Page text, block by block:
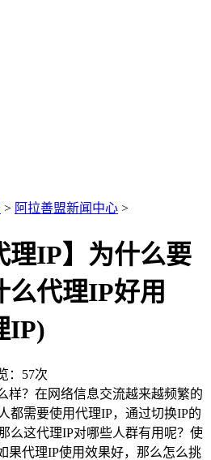
> 阿拉善盟新闻中心 >
理IP】为什么要
么代理IP好用
IP)
：57次
？在网络信息交流越来越频繁的
都需要使用代理IP，通过切换IP的
么这代理IP对哪些人群有用呢？使
果代理IP使用效果好，那么怎么挑